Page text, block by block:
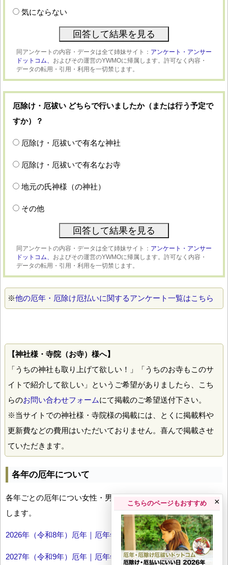
気にならない
同アンケートの内容・データは全て姉妹サイト： アンケート・アンサー
ドットコム、 およびその運営のYWMOに帰属します。許可なく内容・
データの転用・引用・利用を一切禁じます。
厄除け・厄祓い どちらで行いましたか（または行う予定で
すか）？
厄除け・厄祓いで有名な神社
厄除け・厄祓いで有名なお寺
地元の氏神様（の神社）
その他
同アンケートの内容・データは全て姉妹サイト： アンケート・アンサー
ドットコム、 およびその運営のYWMOに帰属します。許可なく内容・
データの転用・引用・利用を一切禁じます。
※他の厄年・厄除け厄払いに関するアンケート一覧はこちら
【神社様・寺院（お寺）様へ】
「うちの神社も取り上げて欲しい！」「うちのお寺もこのサ
イトで紹介して欲しい」というご希望がありましたら、こち
らのお問い合わせフォームにて掲載のご希望送付下さい。
※当サイトでの神社様・寺院様の掲載には、とくに掲載料や
更新費などの費用はいただいておりません。喜んで掲載させ
ていただきます。
各年の厄年について
各年ごとの厄年につい女性・男性の年齢早見表とともにお伝え
します。
2026年（令和8年）厄年｜厄年年齢早見表
2027年（令和9年）厄年｜厄年年齢早見表
こちらのページもおすすめ ×